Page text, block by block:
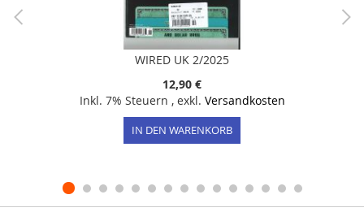
WIRED UK 2/2025
12,90 €
Inkl. 7% Steuern , exkl. Versandkosten
IN DEN WARENKORB